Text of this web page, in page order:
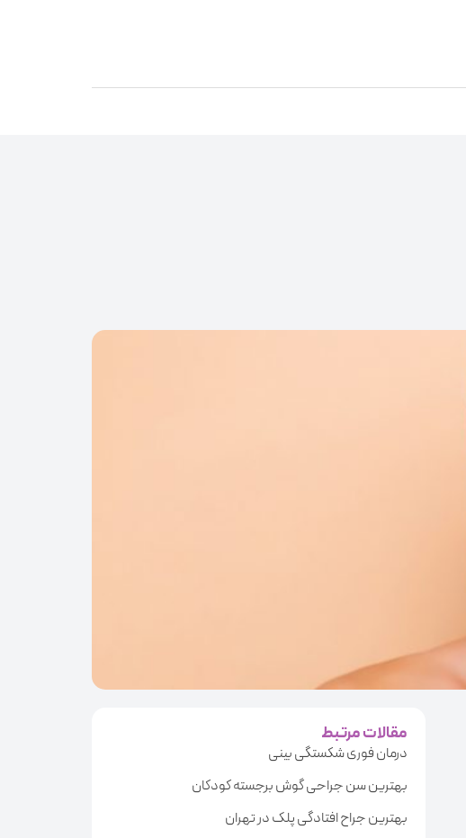
مقالات مرتبط
درمان فوری شکستگی بینی
بهترین سن جراحی گوش برجسته کودکان
بهترین جراح افتادگی پلک در تهران